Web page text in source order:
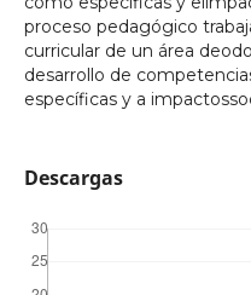
proceso pedagógico
curricular de un área
desarrollo de
específicas y a
Descargas